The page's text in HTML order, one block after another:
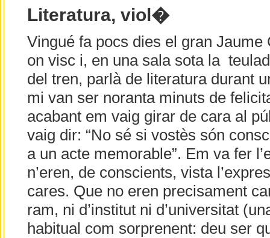
Literatura, viol�
Vingué fa pocs dies el gran Jaume
on visc i, en una sala sota la
del tren, parlà de literatura durant
mi van ser noranta minuts de
acabant em vaig girar de cara al
vaig dir: “No sé si vostès són
a un acte memorable”. Em va fer
n’eren, de conscients, vista
cares. Que no eren precisament
ram, ni d’institut ni d’universitat
habitual com sorprenent: deu ser